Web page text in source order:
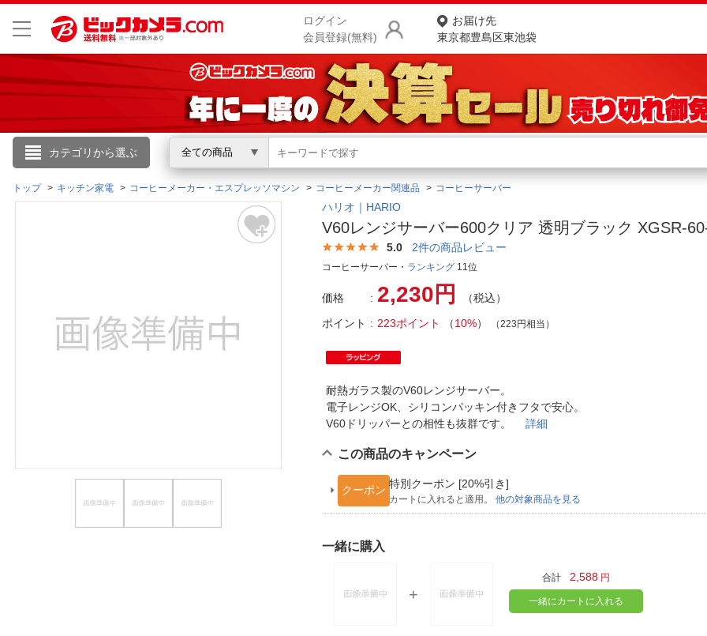
ログイン
会員登録(無料)
お届け先
東京都豊島区東池袋
カテゴリから選ぶ 全ての商品
こんにちは
ログイン
閲覧履歴
商品をさがす
ランキングからさがす
お客様サポート
ご利用ガイド
ご利用規約
トップ キッチン家電 コーヒーメーカー・エスプレッソマシン コーヒーメーカー関連品 コーヒーサーバー
ハリオ｜HARIO
V60レンジサーバー600クリア 透明ブラック XGSR-
5.0 2件の商品レビュー
コーヒーサーバー・ ランキング 11位
価格 2,230円
（税込）
ポイント
223ポイント （10%） （223円相当）
耐熱ガラス製のV60レンジサーバー。
電子レンジOK、シリコンパッキン付きフタで安心。
V60ドリッパーとの相性も抜群です。詳細
この商品のキャンペーン
クーポン
特別クーポン [20%引き]
カートに入れると適用。他の対象商品を見る
一緒に購入
合計 2,588 円
一緒にカートに入れる